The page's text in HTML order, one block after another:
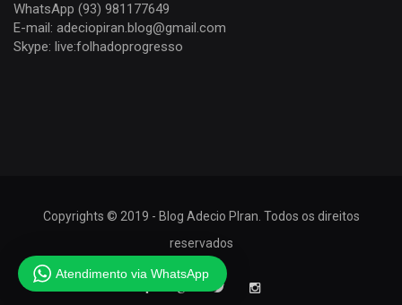
WhatsApp (93) 981177649
E-mail: adeciopiran.blog@gmail.com
Skype: live:folhadoprogresso
Copyrights © 2019 - Blog Adecio PIran. Todos os direitos
reservados
Atendimento via WhatsApp